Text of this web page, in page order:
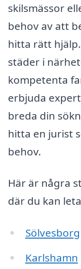
skilsmässor
behov av att
hitta rätt
städer i
kompetenta
erbjuda
breda din
hitta en jurist
behov.
Här är några
där du kan
Sölvesborg
Karlshamn